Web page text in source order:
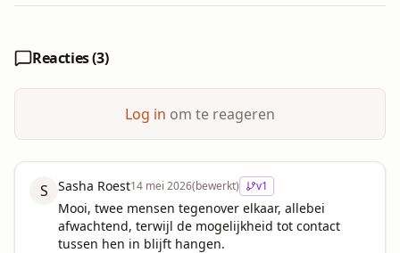
Reacties (3)
Log in om te reageren
S Sasha Roest14 mei 2026(bewerkt) v1
Mooi, twee mensen tegenover elkaar, allebei
afwachtend, terwijl de mogelijkheid tot contact
tussen hen in blijft hangen.